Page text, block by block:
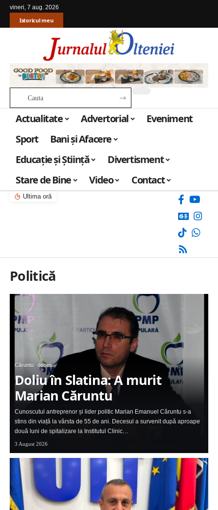
vineri, 7 aug. 2026
Istoricul meu
Actualitate Advertorial
Eveniment
Sport
Bani și Afacere
Educație și Știință
Divertisment
Stare de Bine
Video Contact
Ultima oră
Politică
Căruntu deces
Doliu în Slatina: A murit
Marian Căruntu
Cunoscutul antreprenor și lider politic Marian Emanuel Căruntu s-a
stins din viață la vârsta de 55 de ani. Decesul a survenit după aproape
două luni de spitalizare la Institutul Clinic…
3 August 2026